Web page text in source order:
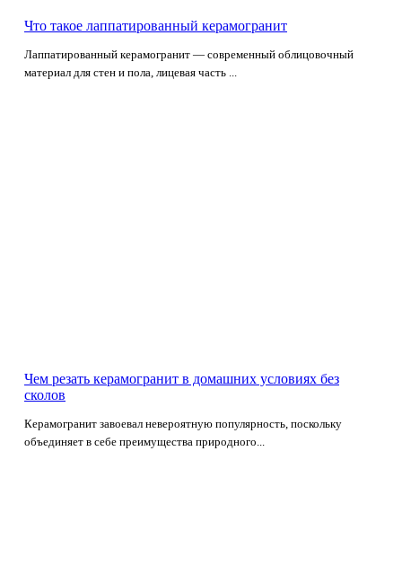
Что такое лаппатированный керамогранит
Лаппатированный керамогранит — современный облицовочный
материал для стен и пола, лицевая часть ...
Чем резать керамогранит в домашних условиях без
сколов
Керамогранит завоевал невероятную популярность, поскольку
объединяет в себе преимущества природного...